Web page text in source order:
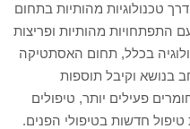
טכנולוגיות מהותיות בתחום
התפתחויות מהותיות ופריצות
בכלל, תחום האסתטיקה
בנושא וקיבל תוספות
פעילים יותר, טיפולים
טיפול חדשות בטיפולי הפנים.